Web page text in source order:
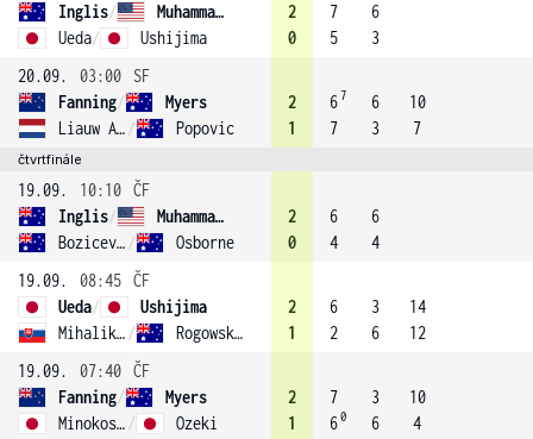
Inglis/
Muhammad (1)
Ueda/ Ushijima
2
0
7
5
6
3
20.09.
03:00
SF
Fanning/
Myers
Liauw A Fong / Popovic
2
1
67
7
6
3
10
7
čtvrtfinále
19.09. 10:10 ČF
Inglis/
Muhammad (1)
Bozicevic / Osborne
2
0
6
4
6
4
19.09.
08:45 ČF
Ueda/
Ushijima
Mihalikova / Rogowska (3)
2
1
6
2
3
6
14
12
19.09.
07:40 ČF
Fanning/
Myers
Minokoshi / Ozeki
2
1
7
60
3
6
10
4